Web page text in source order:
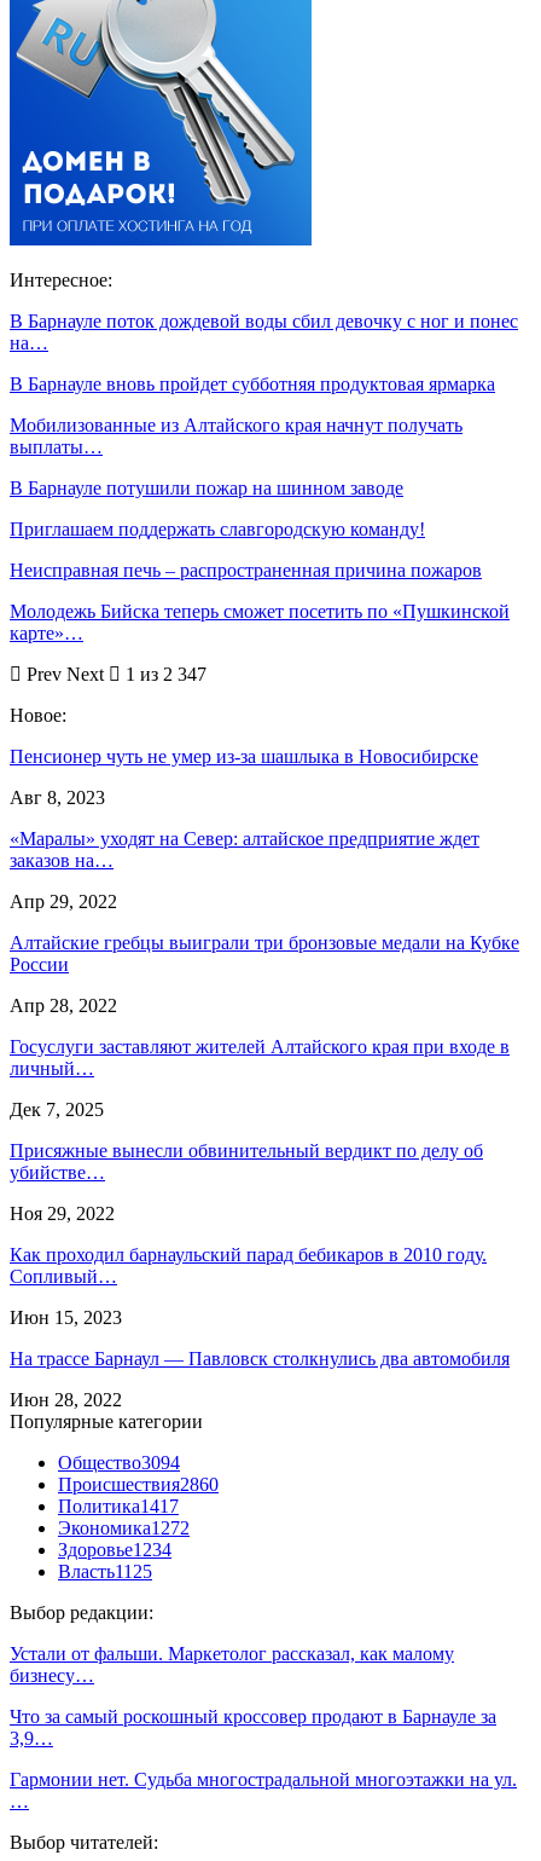
Интересное:
В Барнауле поток дождевой воды сбил девочку с ног и понес
на…
В Барнауле вновь пройдет субботняя продуктовая ярмарка
Мобилизованные из Алтайского края начнут получать
выплаты…
В Барнауле потушили пожар на шинном заводе
Приглашаем поддержать славгородскую команду!
Неисправная печь – распространенная причина пожаров
Молодежь Бийска теперь сможет посетить по «Пушкинской
карте»…
Prev Next
1 из 2 347
Новое:
Пенсионер чуть не умер из-за шашлыка в Новосибирске
Авг 8, 2023
«Маралы» уходят на Север: алтайское предприятие ждет
заказов на…
Апр 29, 2022
Алтайские гребцы выиграли три бронзовые медали на Кубке
России
Апр 28, 2022
Госуслуги заставляют жителей Алтайского края при входе в
личный…
Дек 7, 2025
Присяжные вынесли обвинительный вердикт по делу об
убийстве…
Ноя 29, 2022
Как проходил барнаульский парад бебикаров в 2010 году.
Сопливый…
Июн 15, 2023
На трассе Барнаул — Павловск столкнулись два автомобиля
Июн 28, 2022
Популярные категории
Общество3094
Происшествия2860
Политика1417
Экономика1272
Здоровье1234
Власть1125
Выбор редакции:
Устали от фальши. Маркетолог рассказал, как малому
бизнесу…
Что за самый роскошный кроссовер продают в Барнауле за
3,9…
Гармонии нет. Судьба многострадальной многоэтажки на ул.
…
Выбор читателей: